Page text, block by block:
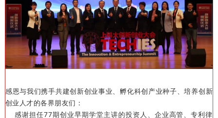
感恩与我们携手共建创新创业事业、孵化科创产业种子、培养创新
创业人才的各界朋友们：
感谢担任77期创业早期学堂主讲的投资人、企业高管、专利律